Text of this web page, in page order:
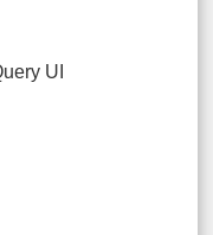
UI